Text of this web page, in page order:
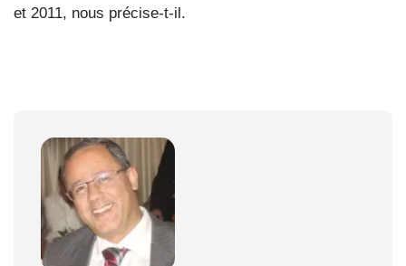
et 2011, nous précise-t-il.